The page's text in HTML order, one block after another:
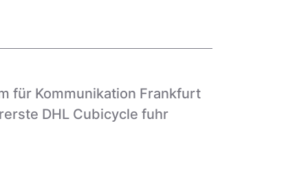
für Kommunikation Frankfurt
DHL Cubicycle fuhr